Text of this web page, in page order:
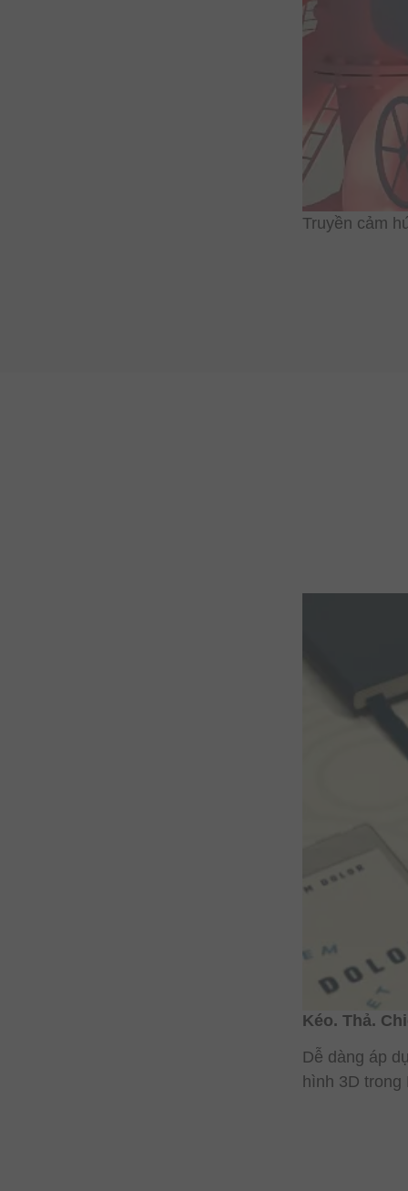
Truyền cảm
Kéo. Thả.
Dễ dàng áp
hình 3D trong